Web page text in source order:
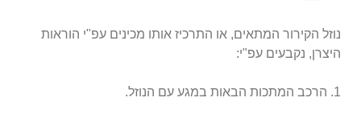
נוזל הקירור המתאים, או התרכיז אותו מכינים עפ"י הוראות
היצרן, נקבעים עפ"י:
1. הרכב המתכות הבאות במגע עם הנוזל.